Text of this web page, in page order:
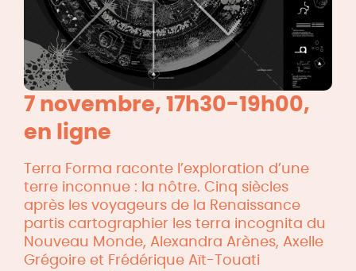
7 novembre, 17h30-19h00,
en ligne
Terra Forma raconte l’exploration d’une
terre inconnue : la nôtre. Cinq siècles
après les voyageurs de la Renaissance
partis cartographier les terra incognita du
Nouveau Monde, Alexandra Arènes, Axelle
Grégoire et Frédérique Aït-Touati